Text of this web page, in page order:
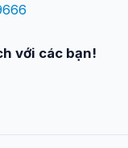
với các bạn!